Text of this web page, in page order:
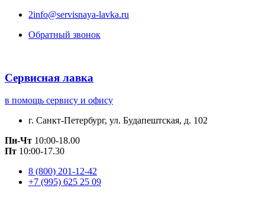
2info@servisnaya-lavka.ru
Обратный звонок
Сервисная лавка
в помощь сервису и офису
г. Санкт-Петербург, ул. Будапештская, д. 102
Пн-Чт 10:00-18.00
Пт 10:00-17.30
8 (800) 201-12-42
+7 (995) 625 25 09